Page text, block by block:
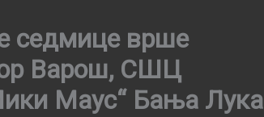
седмице врше
Варош, СШЦ
Маус“ Бања Лука